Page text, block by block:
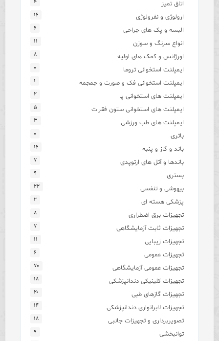
اتاق تمیز ۴
ارولوژی و نفرولوژی ۱۶
البسه و پک های جراحی ۶
انواع سرنگ و سوزن ۱۱
اورژانس و کمک های اولیه ۸
ایمپلنت استخوانی تروما ۰
ایمپلنت استخوانی فک و صورت و جمجمه ۱
ایمپلنت های استخوانی پا ۲
ایمپلنت های استخوانی ستون فقرات ۵
ایمپلنت های طب ورزشی ۳
باتری ۰
باند و گاز و پنبه ۱۶
باندها و آتل های ارتوپدی ۷
بستری ۹
بیهوشی و تنفسی ۲۲
پزشکی هسته ای ۲
تجهیزات برق اضطراری ۸
تجهیزات ثابت آزمایشگاهی ۷
تجهیزات زیبایی ۱۱
تجهیزات عمومی ۶
تجهیزات عمومی آزمایشگاهی ۷۰
تجهیزات کلینیکی دندانپزشکی ۱۸
تجهیزات گازهای طبی ۲۰
تجهیزات لابراتواری دندانپزشکی ۱۴
تصویربرداری و تجهیزات جانبی ۱۸
توانبخشی ۹